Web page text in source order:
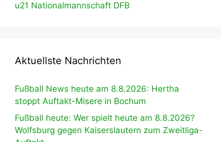
u21 Nationalmannschaft DFB
Aktuellste Nachrichten
Fußball News heute am 8.8.2026: Hertha
stoppt Auftakt-Misere in Bochum
Fußball heute: Wer spielt heute am 8.8.2026?
Wolfsburg gegen Kaiserslautern zum Zweitliga-